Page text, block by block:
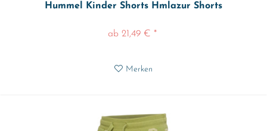
Hummel Kinder Shorts Hmlazur Shorts
ab 21,49 € *
Merken